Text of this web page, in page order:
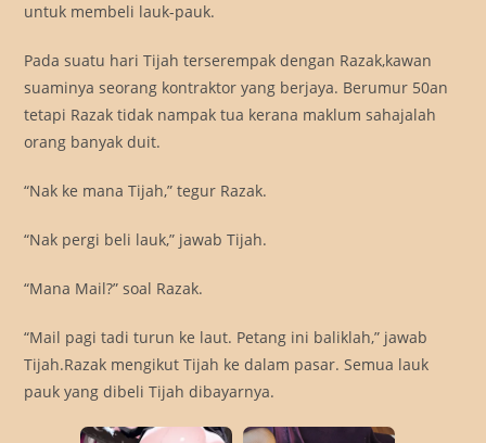
untuk membeli lauk-pauk.
Pada suatu hari Tijah terserempak dengan Razak,kawan
suaminya seorang kontraktor yang berjaya. Berumur 50an
tetapi Razak tidak nampak tua kerana maklum sahajalah
orang banyak duit.
“Nak ke mana Tijah,” tegur Razak.
“Nak pergi beli lauk,” jawab Tijah.
“Mana Mail?” soal Razak.
“Mail pagi tadi turun ke laut. Petang ini baliklah,” jawab
Tijah.Razak mengikut Tijah ke dalam pasar. Semua lauk
pauk yang dibeli Tijah dibayarnya.